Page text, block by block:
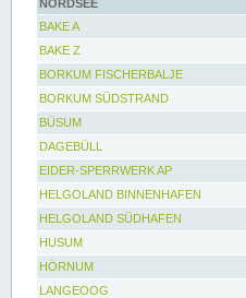
NORDSEE
BAKE A
BAKE Z
BORKUM FISCHERBALJE
BORKUM SÜDSTRAND
BÜSUM
DAGEBÜLL
EIDER-SPERRWERK AP
HELGOLAND BINNENHAFEN
HELGOLAND SÜDHAFEN
HUSUM
HÖRNUM
LANGEOOG